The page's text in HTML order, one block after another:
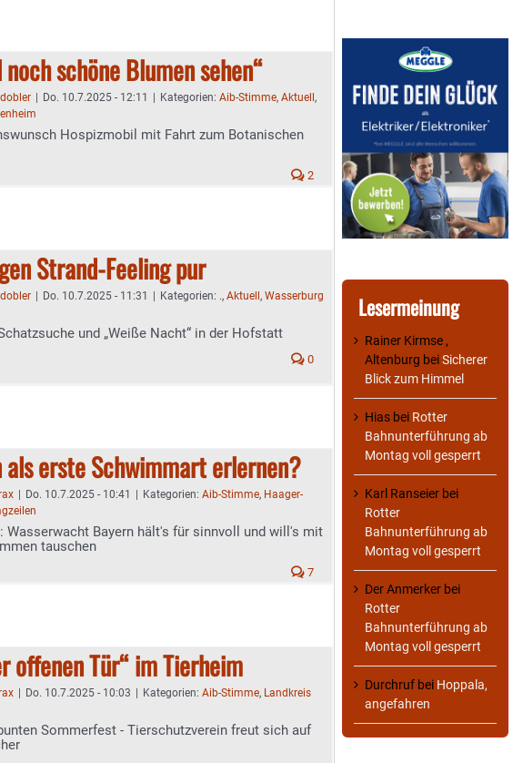
noch schöne Blumen sehen“
Do. 10.7.2025 - 12:11 Kategorien: Aib-Stimme, Aktuell ,
Hospizmobil mit Fahrt zum Botanischen
2
Strand-Feeling pur
Do. 10.7.2025 - 11:31 Kategorien: ., Aktuell , Wasserburg
und „Weiße Nacht“ in der Hofstatt
0
als erste Schwimmart erlernen?
Do. 10.7.2025 - 10:41 Kategorien: Aib-Stimme, Haager-
Wasserwacht Bayern hält's für sinnvoll und will's mit
tauschen
7
offenen Tür“ im Tierheim
Do. 10.7.2025 - 10:03 Kategorien: Aib-Stimme, Landkreis
Sommerfest - Tierschutzverein freut sich auf
Lesermeinung
Rainer Kirmse ,
Altenburg beiSicherer
Blick zum Himmel
Hias bei Rotter
Bahnunterführung ab
Montag voll gesperrt
Karl Ranseier bei
Rotter
Bahnunterführung ab
Montag voll gesperrt
Der Anmerker bei
Rotter
Bahnunterführung ab
Montag voll gesperrt
Durchruf bei Hoppala,
angefahren